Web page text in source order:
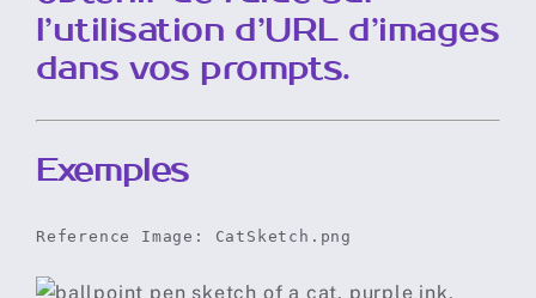
l’utilisation d’URL d’images
dans vos prompts.
Exemples
Reference Image: CatSketch.png